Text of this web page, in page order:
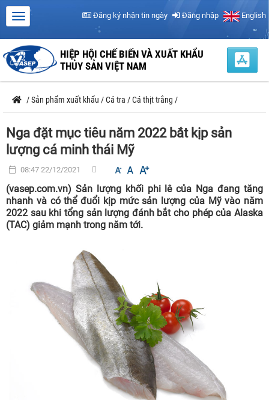
Đăng ký nhận tin ngày Đăng nhập English
HIỆP HỘI CHẾ BIẾN VÀ XUẤT KHẨU
THỦY SẢN VIỆT NAM
/Sản phẩm xuất khẩu /Cá tra /Cá thịt trắng /
Nga đặt mục tiêu năm 2022 bắt kịp sản
lượng cá minh thái Mỹ
08:47 22/12/2021
(vasep.com.vn) Sản lượng khối phi lê của Nga đang tăng
nhanh và có thể đuổi kịp mức sản lượng của Mỹ vào năm
2022 sau khi tổng sản lượng đánh bắt cho phép của Alaska
(TAC) giảm mạnh trong năm tới.